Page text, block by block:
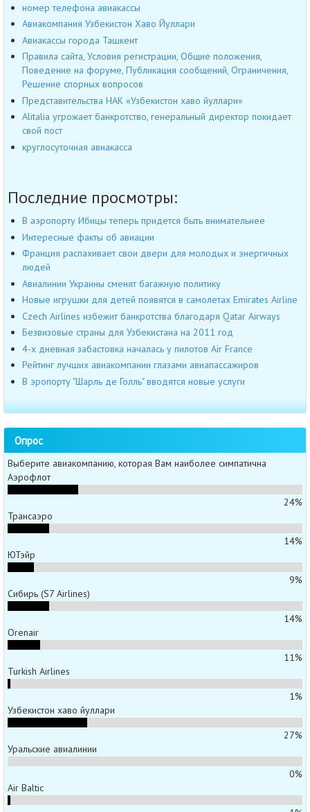
номер телефона авиакассы
Авиакомпания Узбекистон Хаво Йуллари
Авиакассы города Ташкент
Правила сайта, Условия регистрации, Общие положения,
Поведение на форуме, Публикация сообщений, Ограничения,
Решение спорных вопросов
Представительства НАК «Узбекистон хаво йуллари»
Alitalia угрожает банкротство, генеральный директор покидает
свой пост
круглосуточная авиакасса
Последние просмотры:
В аэропорту Ибицы теперь придется быть внимательнее
Интересные факты об авиации
Франция распахивает свои двери для молодых и энергичных
людей
Авиалинии Украины сменят багажную политику
Новые игрушки для детей появятся в самолетах Emirates Airline
Czech Airlines избежит банкротства благодаря Qatar Airways
Безвизовые страны для Узбекистана на 2011 год
4-х дневная забастовка началась у пилотов Air France
Рейтинг лучших авиакомпании глазами авиапассажиров
В эропорту "Шарль де Голль" вводятся новые услуги
Опрос
Выберите авиакомпанию, которая Вам наиболее симпатична
Аэрофлот
24%
Трансаэро
14%
ЮТэйр
9%
Сибирь (S7 Airlines)
14%
Orenair
11%
Turkish Airlines
1%
Узбекистон хаво йуллари
27%
Уральские авиалинии
0%
Air Baltic